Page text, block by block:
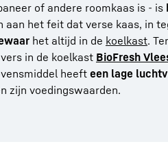
of andere roomkaas is - is
het feit dat verse kaas, in
het altijd in de koelkast.
vers in de koelkast BioFresh
heefteen lage
zijn voedingswaarden.